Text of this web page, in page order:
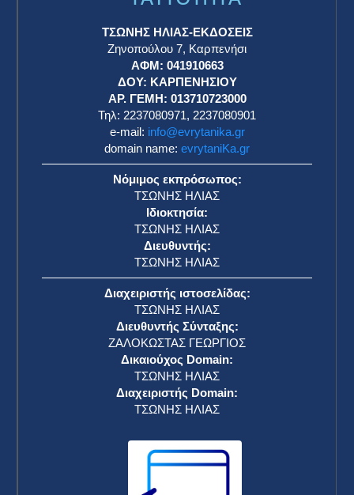
ΤΣΩΝΗΣ ΗΛΙΑΣ-ΕΚΔΟΣΕΙΣ
Ζηνοπούλου 7, Καρπενήσι
ΑΦΜ: 041910663
ΔΟΥ: ΚΑΡΠΕΝΗΣΙΟΥ
ΑΡ. ΓΕΜΗ: 013710723000
Τηλ: 2237080971, 2237080901
e-mail: info@evrytanika.gr
domain name: evrytaniKa.gr
Νόμιμος εκπρόσωπος:
ΤΣΩΝΗΣ ΗΛΙΑΣ
Ιδιοκτησία:
ΤΣΩΝΗΣ ΗΛΙΑΣ
Διευθυντής:
ΤΣΩΝΗΣ ΗΛΙΑΣ
Διαχειριστής ιστοσελίδας:
ΤΣΩΝΗΣ ΗΛΙΑΣ
Διευθυντής Σύνταξης:
ΖΑΛΟΚΩΣΤΑΣ ΓΕΩΡΓΙΟΣ
Δικαιούχος Domain:
ΤΣΩΝΗΣ ΗΛΙΑΣ
Διαχειριστής Domain:
ΤΣΩΝΗΣ ΗΛΙΑΣ